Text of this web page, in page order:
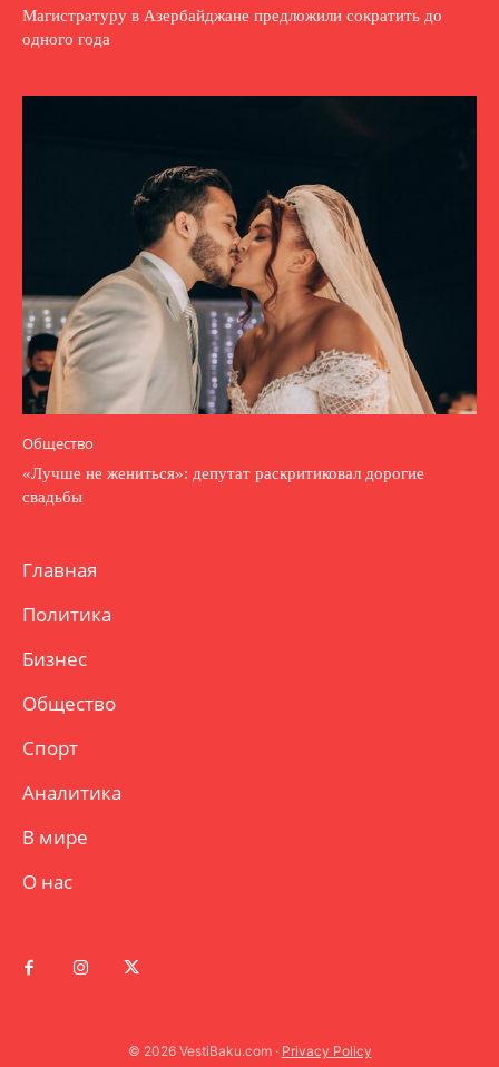
Магистратуру в Азербайджане предложили сократить до
одного года
Общество
«Лучше не жениться»: депутат раскритиковал дорогие
свадьбы
Главная
Политика
Бизнес
Общество
Спорт
Аналитика
В мире
О нас
© 2026 VestiBaku.com · Privacy Policy